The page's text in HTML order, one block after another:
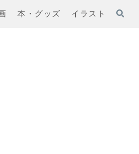
本・グッズ イラスト